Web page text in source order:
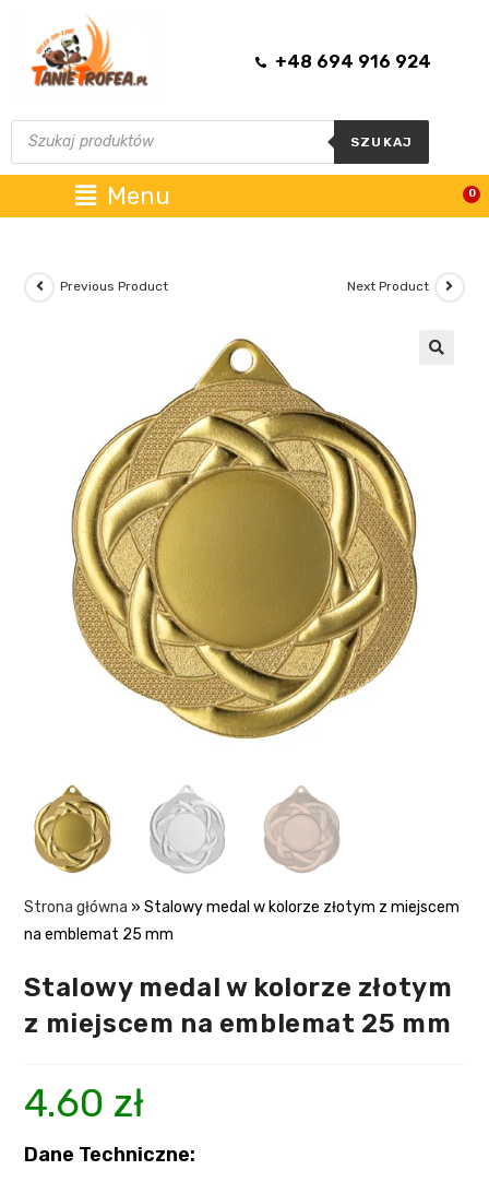
+48 694 916 924
SZUKAJ
Menu 0
Previous Product Next Product
Strona główna »Stalowy medal w kolorze złotym z miejscem
na emblemat 25 mm
Stalowy medal w kolorze złotym
z miejscem na emblemat 25 mm
4.60 zł
Dane Techniczne: